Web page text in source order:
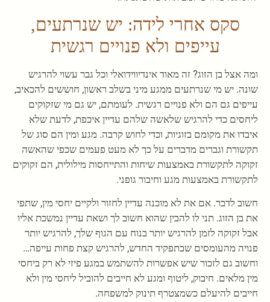
סקס אחרי לידה: יש שנרתעים,
עייפים ולא פנויים רגשית
ומה אצל בן הזוג? זה מאוד אינדיווידואלי וכל גבר עשוי להרגיש
שונה. יש מי שנרתעים ממגע מיני בשלב ראשון, חוששים להכאיב,
עייפים גם הם ולא פנויים רגשית. לעומתם, יש גם מי שזקוקים
ליחסים כדי להרגיש שלאשה שלהם עדיין איכפת, לדעת שלא
איבדו את מקומם בזוגיות, וכדי לחוש קרבה. מגע ומין הם סוג של
תקשורת וגברים מדברים על כך לא מעט פעמים שכפי שהאשה
זקוקה לתקשורת באמצעות שיחות והתייחסות מילולית, הם זקוקים
לתקשורת באמצעות מגע וחיבור גופני.
חשוב לדבר. אם את לא מוכנה עדיין לחזור ולקיים יחסי מין, שתפי
את בן הזוג. תני לו להבין שהוא חשוב לך ושאת עדיין נמשכת אליו
אבל זקוקה לזמן להרגיש יותר בנוח עם הגוף שלך, להרגיש יותר
פנויה מהעומסים שבתפקיד החדש, להרגיש קצת פחות עייפה…
וחשוב גם לזכור שיש אפשרות להשתמש במגע פיזי לא רק ביחסי
מין מלאים. חיבוק, ליטוף ומגע לא חייבים להוביל ליחסי מין ולא
חייבים להיעלם כשמצטרף תינוק למשפחה.